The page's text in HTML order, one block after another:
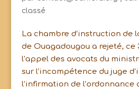
classé
La chambre d’instruction de
de Ouagadougou a rejeté, ce
l’appel des avocats du
sur l’incompétence du juge
l’infirmation de l’ordonnance